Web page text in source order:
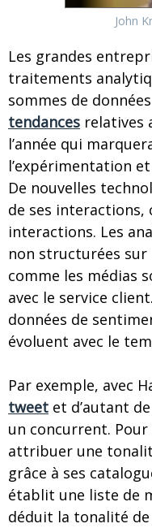
John
Les grandes
traitements
sommes de
tendances relatives
l’année qui
l’expérimentation
De nouvelles
de ses interactions,
interactions. Les
non structurées sur
comme les médias
avec le service
données de
évoluent avec le
Par exemple, avec
tweet et d’autant
un concurrent.
attribuer une
grâce à ses
établit une liste de
déduit la tonalité